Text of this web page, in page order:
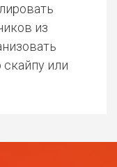
из
или